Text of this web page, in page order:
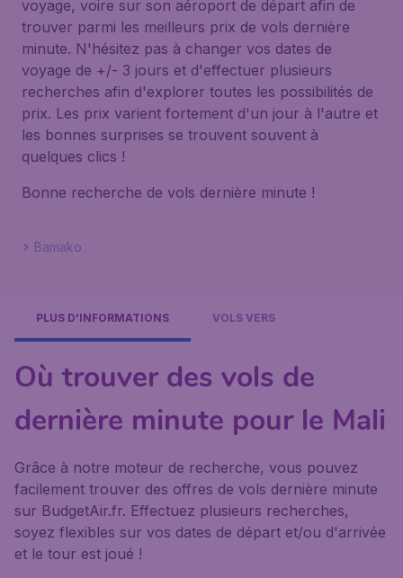
voyage, voire sur son aéroport de départ afin de
trouver parmi les meilleurs prix de vols dernière
minute. N'hésitez pas à changer vos dates de
voyage de +/- 3 jours et d'effectuer plusieurs
recherches afin d'explorer toutes les possibilités de
prix. Les prix varient fortement d'un jour à l'autre et
les bonnes surprises se trouvent souvent à
quelques clics !
Bonne recherche de vols dernière minute !
Bamako
PLUS D'INFORMATIONS VOLS VERS
Où trouver des vols de
dernière minute pour le Mali
Grâce à notre moteur de recherche, vous pouvez
facilement trouver des offres de vols dernière minute
sur BudgetAir.fr. Effectuez plusieurs recherches,
soyez flexibles sur vos dates de départ et/ou d'arrivée
et le tour est joué !